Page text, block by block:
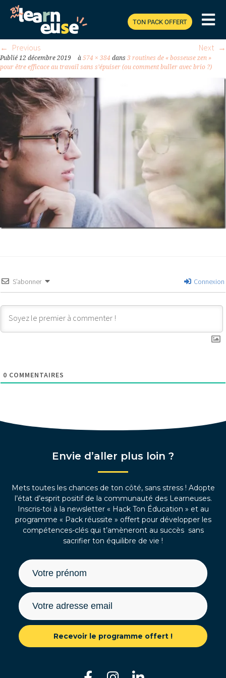
TON PACK OFFERT
SOLUTIONS_THUMB.JPG
Previous Next
Publié 12 décembre 2019 à 574 × 384 dans 3 routines de « bosseuse zen »
pour être efficace au travail sans s’épuiser (ou comment buller avec brio ?)
S’abonner Connexion
0 COMMENTAIRES
Envie d’aller plus loin ?
Mets toutes les chances de ton côté, sans stress ! Adopte
l’état d’esprit positif de la communauté des Learneuses.
Inscris-toi à la newsletter « Hack Ton Éducation » et au
programme « Pack réussite » offert pour développer les
compétences-clés qui t’amèneront au succès sans
sacrifier ton équilibre de vie !
Recevoir le programme offert !